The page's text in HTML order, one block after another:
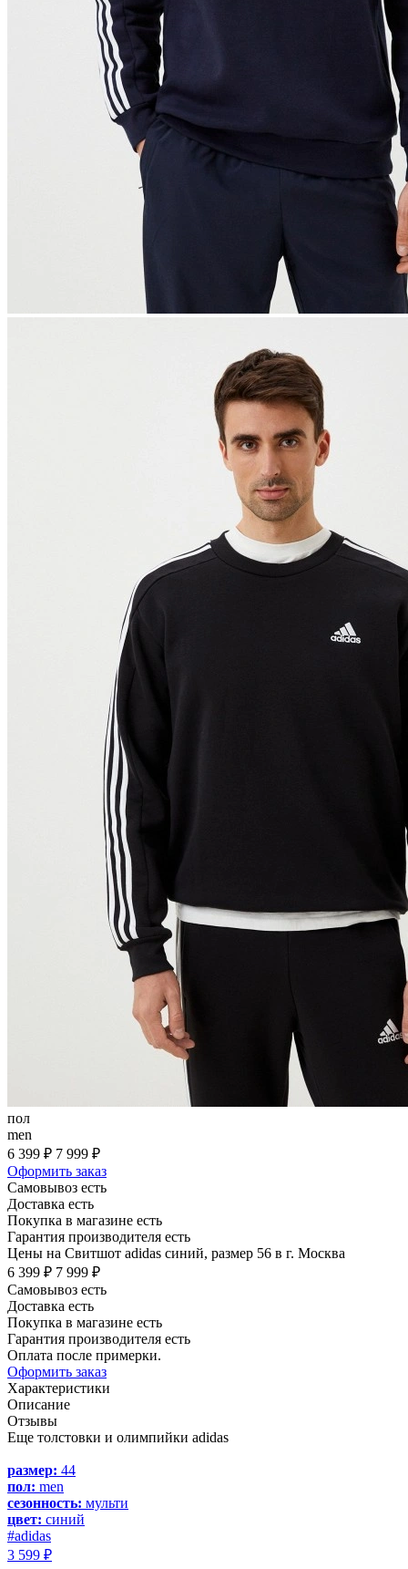
пол
men
6 399 ₽ 7 999 ₽
Оформить заказ
Самовывоз есть
Доставка есть
Покупка в магазине есть
Гарантия производителя есть
Цены на Свитшот adidas синий, размер 56 в г. Москва
6 399 ₽ 7 999 ₽
Самовывоз есть
Доставка есть
Покупка в магазине есть
Гарантия производителя есть
Оплата после примерки.
Оформить заказ
Характеристики
Описание
Отзывы
Еще толстовки и олимпийки adidas
размер: 44
пол: men
сезонность: мульти
цвет: синий
#adidas
3 599 ₽